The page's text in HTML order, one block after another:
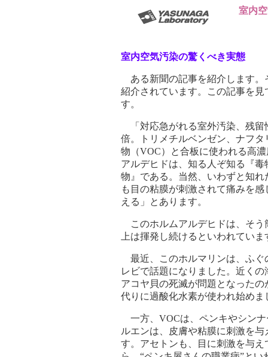
室内
室内空気汚染の驚くべき実態
ある新聞の記事を紹介します。
紹介されています。この記事を
す。
「対応急がれる室外汚染、残留
倍。トリメチルベンゼン、ナフ
物（VOC）と合板に使われる高
アルデヒドは、知る人ぞ知る『
物』である。当然、いわずと知
も目の粘膜が刺激されて痛みを
える」とあります。
このホルムアルデヒドは、そう
上は揮発し続けるといわれていま
最近、このホルマリンは、ふぐ
レビで話題になりました。近く
アコヤ貝の死滅が問題となった
代りに過酸化水素が使われ始めま
一方、VOCは、ペンキやシン
ルエンは、皮膚や粘膜に刺激を
す。アセトンも、目に刺激を与